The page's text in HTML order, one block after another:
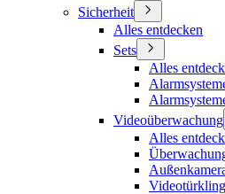
Sicherheit
Alles entdecken
Sets
Alles
Videoüberwachung
Alles